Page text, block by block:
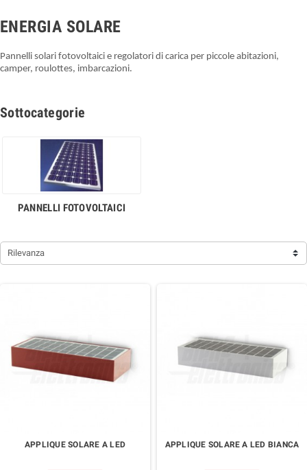
ENERGIA SOLARE
Pannelli solari fotovoltaici e regolatori di carica per piccole abitazioni,
camper, roulottes, imbarcazioni.
Sottocategorie
PANNELLI FOTOVOLTAICI
Rilevanza
APPLIQUE SOLARE A LED APPLIQUE SOLARE A LED BIANCA